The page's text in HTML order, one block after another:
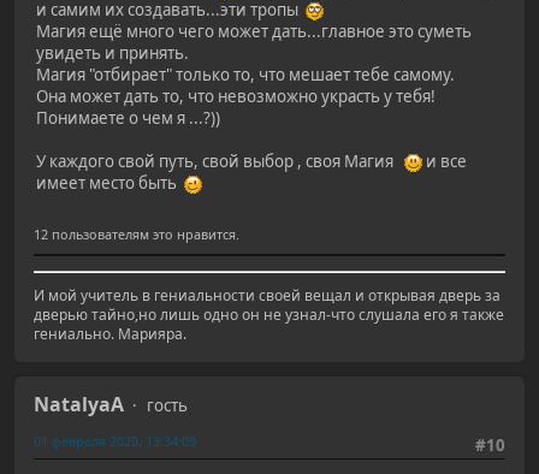
и самим их создавать...эти тропы
Магия ещё много чего может дать...главное это суметь
увидеть и принять.
Магия "отбирает" только то, что мешает тебе самому.
Она может дать то, что невозможно украсть у тебя!
Понимаете о чем я ...?))
У каждого свой путь, свой выбор , своя Магия
и все
имеет место быть
12 пользователям это нравится.
И мой учитель в гениальности своей вещал и открывая дверь за
дверью тайно,но лишь одно он не узнал-что слушала его я также
гениально. Марияра.
NatalyaA
гость
#10
01 февраля 2020, 13:34:09